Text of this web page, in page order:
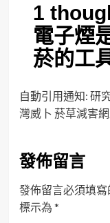
1
電子煙
菸的工
自動引用通知: 研
灣威卜 菸草減害
發佈留言
發佈留言必須填寫
標示為 *